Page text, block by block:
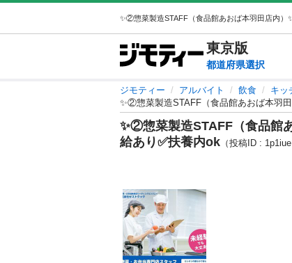
東京版
都道府県選択
ジモティー アルバイト 飲食 キッ
✨②惣菜製造STAFF（食品館あおば本羽
✨②惣菜製造STAFF（食品館
給あり✅扶養内ok （投稿ID : 1p1iue